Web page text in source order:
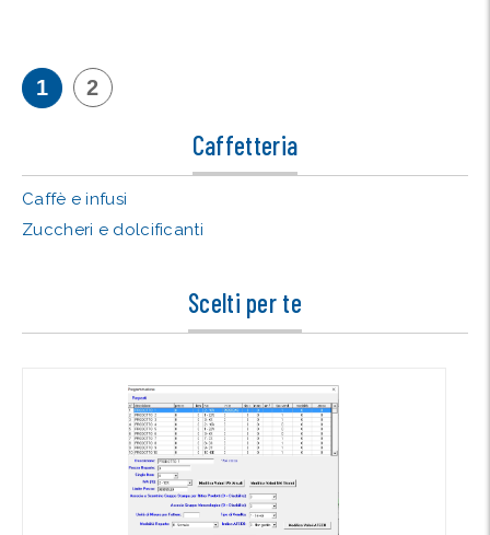
1 2
Caffetteria
Caffè e infusi
Zuccheri e dolcificanti
Scelti per te